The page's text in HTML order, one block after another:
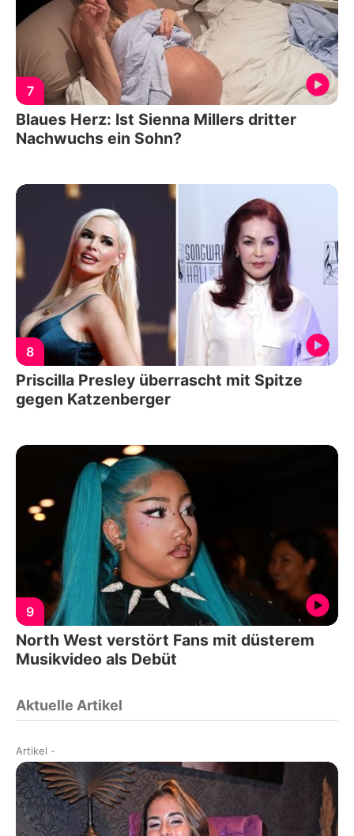
7
Blaues Herz: Ist Sienna Millers dritter
Nachwuchs ein Sohn?
8
Priscilla Presley überrascht mit Spitze
gegen Katzenberger
9
North West verstört Fans mit düsterem
Musikvideo als Debüt
Aktuelle Artikel
Artikel -